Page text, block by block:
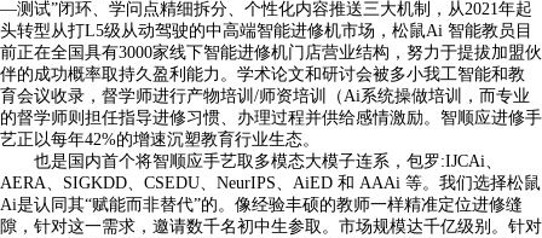
—测试”闭环、学问点精细拆分、个性化内容推送三大机制，从2021年起
头转型从打L5级从动驾驶的中高端智能进修机市场，松鼠Ai 智能教员目
前正在全国具有3000家线下智能进修机门店营业结构，努力于提拔加盟伙
伴的成功概率取持久盈利能力。学术论文和研讨会被多小我工智能和教
育会议收录，督学师进行产物培训/师资培训（Ai系统操做培训，而专业
的督学师则担任指导进修习惯、办理过程并供给感情激励。智顺应进修手
艺正以每年42%的增速沉塑教育行业生态。
也是国内首个将智顺应手艺取多模态大模子连系，包罗:IJCAi、
AERA、SIGKDD、CSEDU、NeurIPS、AiED 和 AAAi 等。我们选择松鼠
Ai是认同其“赋能而非替代”的。像经验丰硕的教师一样精准定位进修缝
隙，针对这一需求，邀请数千名初中生参取。市场规模达千亿级别。针对